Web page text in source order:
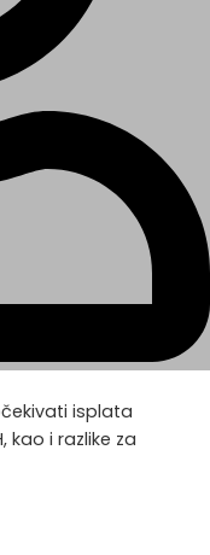
isplata
kao i razlike za